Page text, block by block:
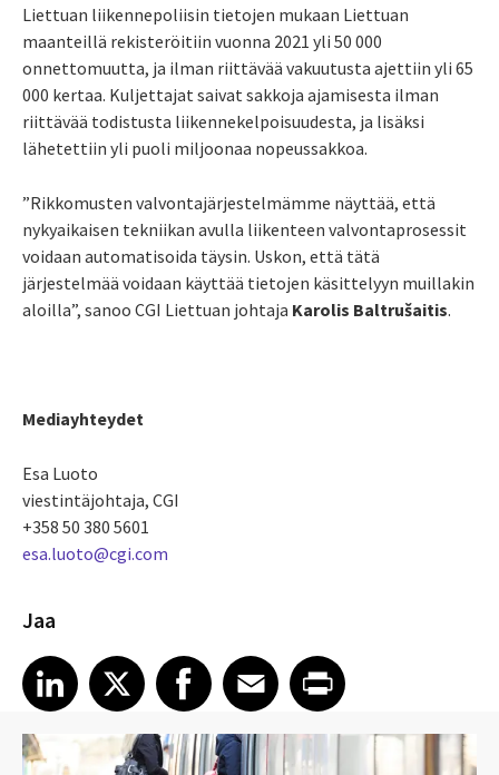
Liettuan liikennepoliisin tietojen mukaan Liettuan
maanteillä rekisteröitiin vuonna 2021 yli 50 000
onnettomuutta, ja ilman riittävää vakuutusta ajettiin yli 65
000 kertaa. Kuljettajat saivat sakkoja ajamisesta ilman
riittävää todistusta liikennekelpoisuudesta, ja lisäksi
lähetettiin yli puoli miljoonaa nopeussakkoa.
”Rikkomusten valvontajärjestelmämme näyttää, että
nykyaikaisen tekniikan avulla liikenteen valvontaprosessit
voidaan automatisoida täysin. Uskon, että tätä
järjestelmää voidaan käyttää tietojen käsittelyyn muillakin
aloilla”, sanoo CGI Liettuan johtaja Karolis Baltrušaitis.
Mediayhteydet
Esa Luoto
viestintäjohtaja, CGI
+358 50 380 5601
esa.luoto@cgi.com
Jaa
Share article on LinkedIn
LinkedIn
Share article on XShare article on Facebook
Facebook
Share article on Email
EmailShare article on Print